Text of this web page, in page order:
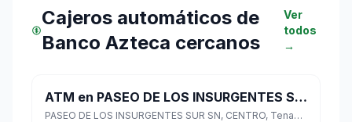
Cajeros automáticos de
Banco Azteca cercanos
Ver
todos
→
ATM en PASEO DE LOS INSURGENTES SUR SN
PASEO DE LOS INSURGENTES SUR SN, CENTRO, Tenancingo, México